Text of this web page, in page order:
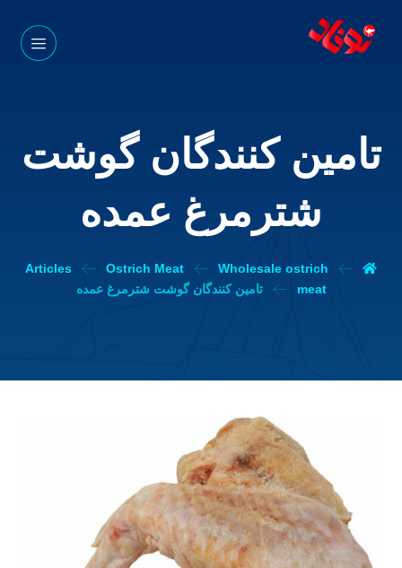
تامین کنندگان گوشت
شترمرغ عمده
Articles Ostrich Meat
Wholesale ostrich
meat
تامین کنندگان گوشت شترمرغ عمده